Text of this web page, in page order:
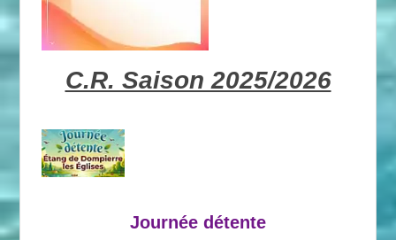
C.R. Saison 2025/2026
Journée détente